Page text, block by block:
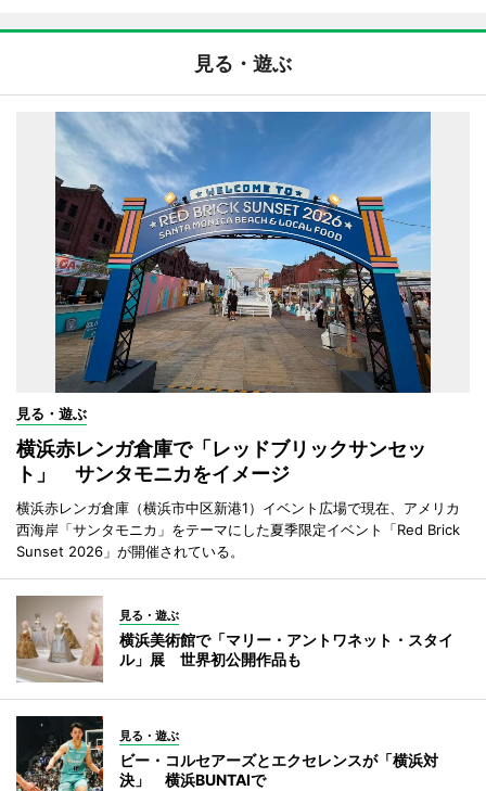
見る・遊ぶ
見る・遊ぶ
横浜赤レンガ倉庫で「レッドブリックサンセッ
ト」 サンタモニカをイメージ
横浜赤レンガ倉庫（横浜市中区新港1）イベント広場で現在、アメリカ
西海岸「サンタモニカ」をテーマにした夏季限定イベント「Red Brick
Sunset 2026」が開催されている。
見る・遊ぶ
横浜美術館で「マリー・アントワネット・スタイ
ル」展 世界初公開作品も
見る・遊ぶ
ビー・コルセアーズとエクセレンスが「横浜対
決」 横浜BUNTAIで